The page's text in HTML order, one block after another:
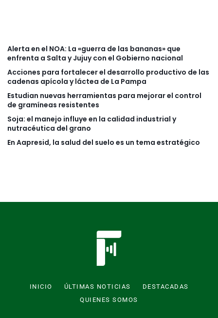
Alerta en el NOA: La «guerra de las bananas» que
enfrenta a Salta y Jujuy con el Gobierno nacional
Acciones para fortalecer el desarrollo productivo de las
cadenas apícola y láctea de La Pampa
Estudian nuevas herramientas para mejorar el control
de gramíneas resistentes
Soja: el manejo influye en la calidad industrial y
nutracéutica del grano
En Aapresid, la salud del suelo es un tema estratégico
INICIO ÚLTIMAS NOTICIAS
DESTACADAS
QUIENES SOMOS